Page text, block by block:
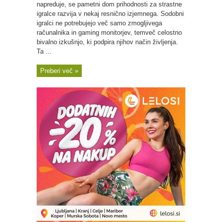
napreduje, se pametni dom prihodnosti za strastne
igralce razvija v nekaj resnično izjemnega. Sodobni
igralci ne potrebujejo več samo zmogljivega
računalnika in gaming monitorjev, temveč celostno
bivalno izkušnjo, ki podpira njihov način življenja.
Ta ...
Preberi več »